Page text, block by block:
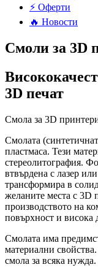
⚡ Оферти
🔥 Новости
Смоли за 3D
3D печат
Смола за 3D
Смолата
пластмаса. Тези
стереолитография.
втвърдена с лазер
трансформира в
желаните места с 3D
производството на
повърхност и висока
Смолата има
материални
смола за всяка нужда.